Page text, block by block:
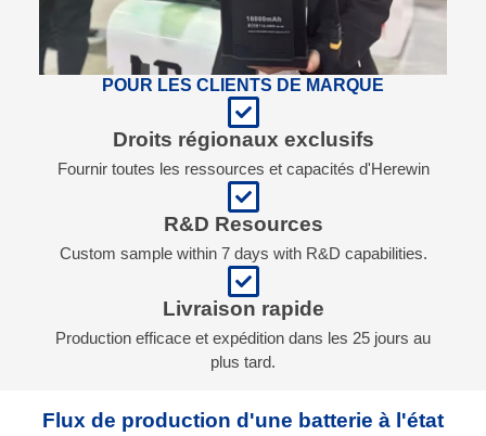
POUR LES CLIENTS DE MARQUE
Droits régionaux exclusifs
Fournir toutes les ressources et capacités d'Herewin
R&D Resources
Custom sample within 7 days with R&D capabilities.
Livraison rapide
Production efficace et expédition dans les 25 jours au
plus tard.
Flux de production d'une batterie à l'état